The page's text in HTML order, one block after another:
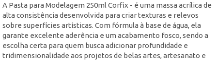
A Pasta para Modelagem 250ml Corfix - é uma massa acrílica de
alta consistência desenvolvida para criar texturas e relevos
sobre superfícies artísticas. Com fórmula à base de água, ela
garante excelente aderência e um acabamento fosco, sendo a
escolha certa para quem busca adicionar profundidade e
tridimensionalidade aos projetos de belas artes, artesanato e